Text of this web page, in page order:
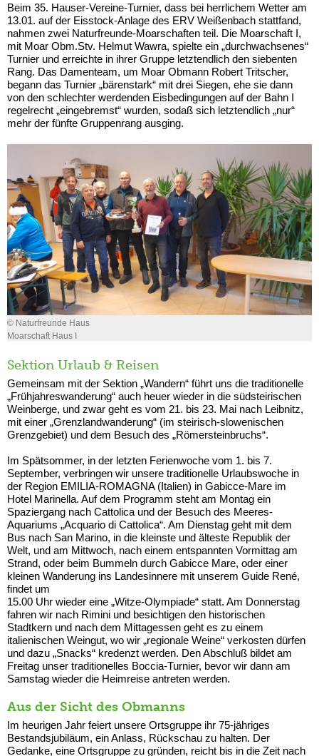
Beim 35. Hauser-Vereine-Turnier, dass bei herrlichem Wetter am
13.01. auf der Eisstock-Anlage des ERV Weißenbach stattfand,
nahmen zwei Naturfreunde-Moarschaften teil. Die Moarschaft I,
mit Moar Obm.Stv. Helmut Wawra, spielte ein „durchwachsenes“
Turnier und erreichte in ihrer Gruppe letztendlich den siebenten
Rang. Das Damenteam, um Moar Obmann Robert Tritscher,
begann das Turnier „bärenstark“ mit drei Siegen, ehe sie dann
von den schlechter werdenden Eisbedingungen auf der Bahn I
regelrecht „eingebremst“ wurden, sodaß sich letztendlich „nur“
mehr der fünfte Gruppenrang ausging.
© Naturfreunde Haus
Moarschaft Haus I
Sektion Urlaub & Reisen
Gemeinsam mit der Sektion „Wandern“ führt uns die traditionelle
„Frühjahreswanderung“ auch heuer wieder in die südsteirischen
Weinberge, und zwar geht es vom 21. bis 23. Mai nach Leibnitz,
mit einer „Grenzlandwanderung“ (im steirisch-slowenischen
Grenzgebiet) und dem Besuch des „Römersteinbruchs“.
Im Spätsommer, in der letzten Ferienwoche vom 1. bis 7.
September, verbringen wir unsere traditionelle Urlaubswoche in
der Region EMILIA-ROMAGNA (Italien) in Gabicce-Mare im
Hotel Marinella. Auf dem Programm steht am Montag ein
Spaziergang nach Cattolica und der Besuch des Meeres-
Aquariums „Acquario di Cattolica“. Am Dienstag geht mit dem
Bus nach San Marino, in die kleinste und älteste Republik der
Welt, und am Mittwoch, nach einem entspannten Vormittag am
Strand, oder beim Bummeln durch Gabicce Mare, oder einer
kleinen Wanderung ins Landesinnere mit unserem Guide René,
findet um
15.00 Uhr wieder eine „Witze-Olympiade“ statt. Am Donnerstag
fahren wir nach Rimini und besichtigen den historischen
Stadtkern und nach dem Mittagessen geht es zu einem
italienischen Weingut, wo wir „regionale Weine“ verkosten dürfen
und dazu „Snacks“ kredenzt werden. Den Abschluß bildet am
Freitag unser traditionelles Boccia-Turnier, bevor wir dann am
Samstag wieder die Heimreise antreten werden.
Aus der Sicht des Obmanns
Im heurigen Jahr feiert unsere Ortsgruppe ihr 75-jähriges
Bestandsjubiläum, ein Anlass, Rückschau zu halten. Der
Gedanke, eine Ortsgruppe zu gründen, reicht bis in die Zeit nach